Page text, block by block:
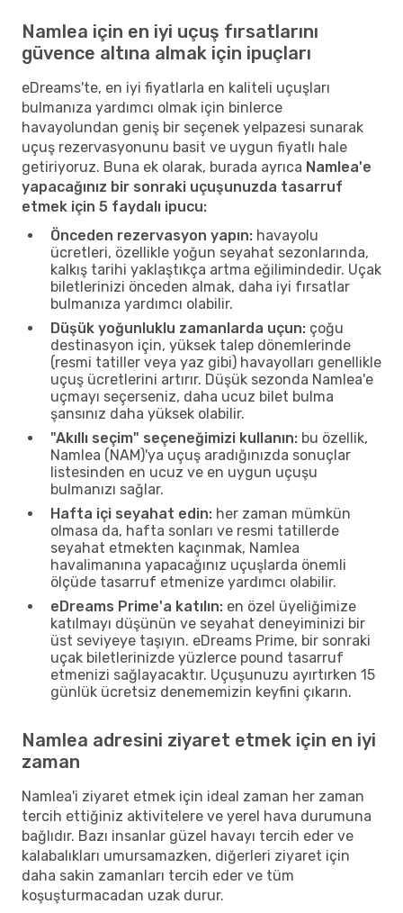
Namlea için en iyi uçuş fırsatlarını
güvence altına almak için ipuçları
eDreams'te, en iyi fiyatlarla en kaliteli uçuşları
bulmanıza yardımcı olmak için binlerce
havayolundan geniş bir seçenek yelpazesi sunarak
uçuş rezervasyonunu basit ve uygun fiyatlı hale
getiriyoruz. Buna ek olarak, burada ayrıca Namlea'e
yapacağınız bir sonraki uçuşunuzda tasarruf
etmek için 5 faydalı ipucu:
Önceden rezervasyon yapın: havayolu
ücretleri, özellikle yoğun seyahat sezonlarında,
kalkış tarihi yaklaştıkça artma eğilimindedir. Uçak
biletlerinizi önceden almak, daha iyi fırsatlar
bulmanıza yardımcı olabilir.
Düşük yoğunluklu zamanlarda uçun: çoğu
destinasyon için, yüksek talep dönemlerinde
(resmi tatiller veya yaz gibi) havayolları genellikle
uçuş ücretlerini artırır. Düşük sezonda Namlea'e
uçmayı seçerseniz, daha ucuz bilet bulma
şansınız daha yüksek olabilir.
"Akıllı seçim" seçeneğimizi kullanın: bu özellik,
Namlea (NAM)'ya uçuş aradığınızda sonuçlar
listesinden en ucuz ve en uygun uçuşu
bulmanızı sağlar.
Hafta içi seyahat edin: her zaman mümkün
olmasa da, hafta sonları ve resmi tatillerde
seyahat etmekten kaçınmak, Namlea
havalimanına yapacağınız uçuşlarda önemli
ölçüde tasarruf etmenize yardımcı olabilir.
eDreams Prime'a katılın: en özel üyeliğimize
katılmayı düşünün ve seyahat deneyiminizi bir
üst seviyeye taşıyın. eDreams Prime, bir sonraki
uçak biletlerinizde yüzlerce pound tasarruf
etmenizi sağlayacaktır. Uçuşunuzu ayırtırken 15
günlük ücretsiz denememizin keyfini çıkarın.
Namlea adresini ziyaret etmek için en iyi
zaman
Namlea'i ziyaret etmek için ideal zaman her zaman
tercih ettiğiniz aktivitelere ve yerel hava durumuna
bağlıdır. Bazı insanlar güzel havayı tercih eder ve
kalabalıkları umursamazken, diğerleri ziyaret için
daha sakin zamanları tercih eder ve tüm
koşuşturmacadan uzak durur.